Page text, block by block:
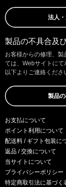
法人
製品の不具合及
お客様からの修理、製
ては、Webサイトにて
以下よりご連絡くださ
製品
お支払について
ポイント利用について
配送料 / ギフト包装に
返品 / 交換について
当サイトについて
プライバシーポリシー
特定商取引法に基づく